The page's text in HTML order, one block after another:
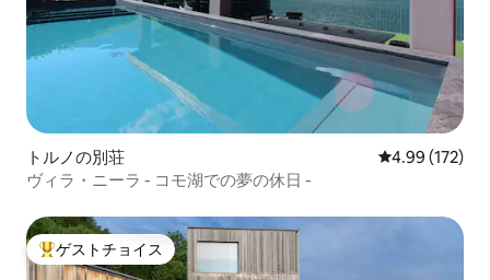
トルノの別荘 レビュー172
4.99 (172)
ヴィラ・ニーラ - コモ湖での夢の休日 -
大好評のゲストチョイスです。
ゲストチョイス